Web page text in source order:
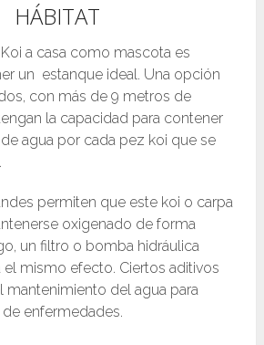
HÁBITAT
a casa como mascota es
un estanque ideal. Una opción
con más de 9 metros de
la capacidad para contener
agua por cada pez koi que se
permiten que este koi o carpa
oxigenado de forma
un filtro o bomba hidráulica
el mismo efecto. Ciertos aditivos
mantenimiento del agua para
enfermedades.